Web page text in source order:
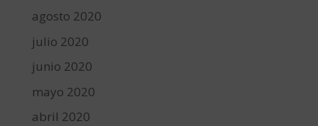
agosto 2020
julio 2020
junio 2020
mayo 2020
abril 2020